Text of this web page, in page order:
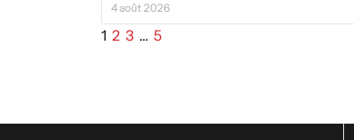
4 août 2026
1 2 3 … 5